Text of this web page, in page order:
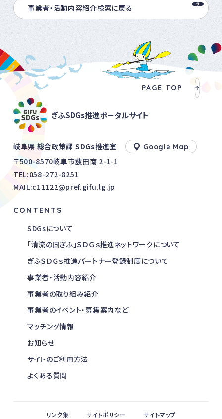
事業者・活動内容紹介検索に戻る
PAGE TOP
ぎふSDGs推進ポータルサイト
岐阜県 総合政策課 SDGs推進室 Google Map
〒500-8570岐阜市薮田南 2-1-1
TEL:058-272-8251
MAIL:c11122@pref.gifu.lg.jp
CONTENTS
SDGsについて
「清流の国ぎふ」ＳＤＧｓ推進ネットワークについて
ぎふＳＤＧｓ推進パートナー登録制度について
事業者・活動内容紹介
事業者の取り組み紹介
事業者のイベント・募集案内など
マッチング情報
お知らせ
サイトのご利用方法
よくある質問
リンク集 サイトポリシー
サイトマップ